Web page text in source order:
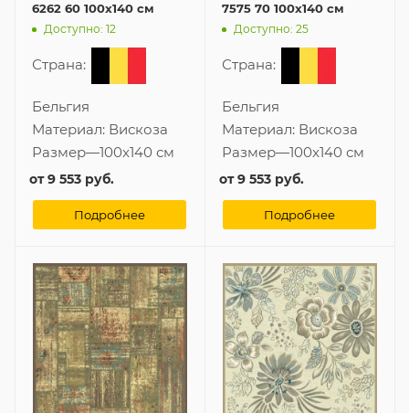
6262 60 100x140 см
Доступно: 12
Страна:
Бельгия
Материал: Вискоза
Размер—100x140 см
от9 553 руб.
Подробнее
7575 70 100x140 см
Доступно: 25
Страна:
Бельгия
Материал: Вискоза
Размер—100x140 см
от9 553 руб.
Подробнее